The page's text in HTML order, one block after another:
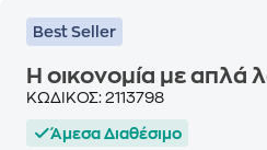
Best Seller
Η οικονομία με απλά
ΚΩΔΙΚΟΣ: 2113798
Άμεσα Διαθέσιμο